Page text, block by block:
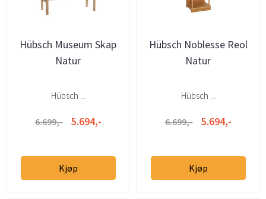
Hübsch Museum Skap
Natur
Hübsch ...
6.699,- 5.694,-
Kjøp
Hübsch Noblesse Reol
Natur
Hübsch ...
6.699,- 5.694,-
Kjøp